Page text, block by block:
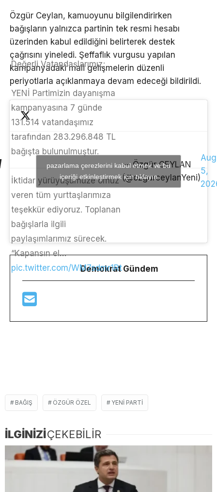
Özgür Ceylan, kamuoyunu bilgilendirirken
bağışların yalnızca partinin tek resmi hesabı
üzerinden kabul edildiğini belirterek destek
çağrısını yineledi. Şeffaflık vurgusu yapılan
kampanyadaki mali gelişmelerin düzenli
periyotlarla açıklanmaya devam edeceği bildirildi.
Değerli Vatandaşlarımız;
YENİ Partimizin dayanışma
kampanyasına 7 günde
131.514 vatandaşımız
tarafından 283.296.848 TL
bağışta bulunulmuştur.
İktidar yürüyüşümüze omuz
veren tüm yurttaşlarımıza
teşekkür ediyoruz. Toplanan
bağışlarla ilgili
paylaşımlarımız sürecek.
“Kapansın el…
pic.twitter.com/WM7sdmr1Rt
— Özgür CEYLAN
(@ozgurceylanYeni)
5,
pazarlama çerezlerini kabul etmek ve bu
içeriği etkinleştirmek için tıklayın
Demokrat Gündem
BAĞIŞ ÖZGÜR ÖZEL YENI PARTI
İLGİNİZİÇEKEBİLİR